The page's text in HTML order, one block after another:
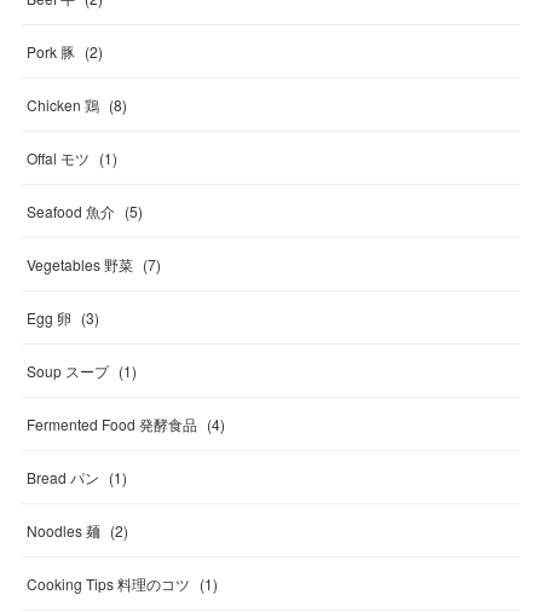
Pork 豚 (2)
Chicken 鶏 (8)
Offal モツ (1)
Seafood 魚介 (5)
Vegetables 野菜 (7)
Egg 卵 (3)
Soup スープ (1)
Fermented Food 発酵食品 (4)
Bread パン (1)
Noodles 麺 (2)
Cooking Tips 料理のコツ (1)